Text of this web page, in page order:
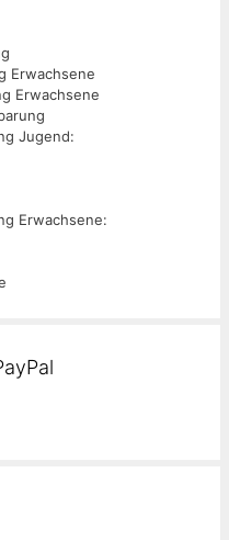
Erwachsene
Erwachsene
Jugend:
Erwachsene: